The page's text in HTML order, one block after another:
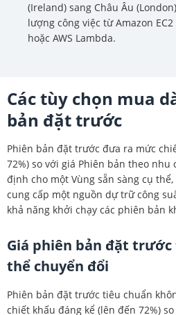
(Ireland) sang Châu Âu
lượng công việc từ Amazon EC2
hoặc AWS Lambda.
Các tùy chọn mua
bản đặt trước
Phiên bản đặt trước đưa ra mức
72%) so với giá Phiên bản theo
định cho một Vùng sẵn sàng cụ
cung cấp một nguồn dự trữ công
khả năng khởi chạy các phiên bản
Giá phiên bản đặt trước
thể chuyển đổi
Phiên bản đặt trước tiêu chuẩn
chiết khấu đáng kể (lên đến 72%)